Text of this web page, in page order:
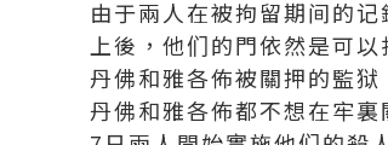
由于兩人在被拘留期间的
上後，他们的門依然是可以
丹佛和雅各佈被關押的監狱
丹佛和雅各佈都不想在牢